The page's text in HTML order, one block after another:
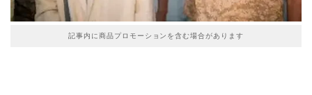
記事内に商品プロモーションを含む場合があります